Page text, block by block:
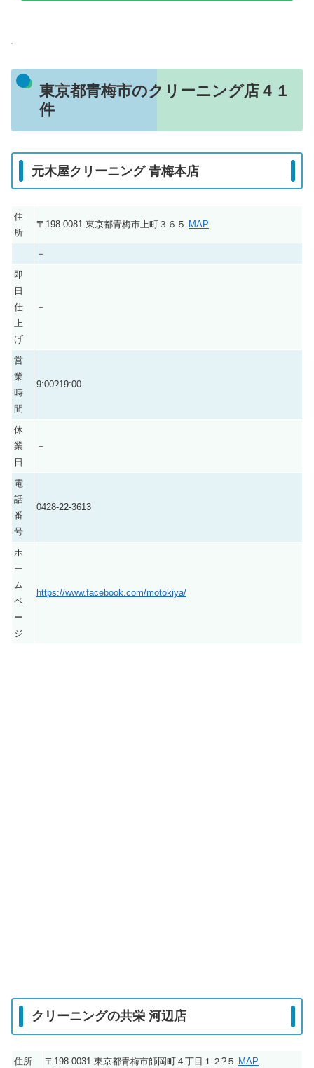
東京都青梅市のクリーニング店４１
件
元木屋クリーニング 青梅本店
住
所
〒198-0081 東京都青梅市上町３６５ MAP
－
即
日
仕
上
げ
－
営
業
時
間
9:00?19:00
休
業
日
－
電
話
番
号
0428-22-3613
ホ
ー
ム
ペ
ー
ジ
https://www.facebook.com/motokiya/
クリーニングの共栄 河辺店
住所 〒198-0031 東京都青梅市師岡町４丁目１２?５ MAP